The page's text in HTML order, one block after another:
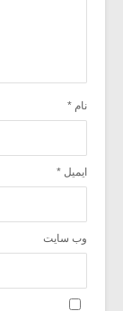
نام *
ایمیل *
وب‌ سایت